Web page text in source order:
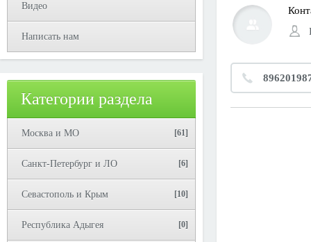
Видео
Написать нам
Категории раздела
Москва и МО [61]
Санкт-Петербург и ЛО [6]
Севастополь и Крым [10]
Республика Адыгея [0]